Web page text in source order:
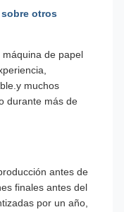
sobre otros
de papel
muchos
durante más de
antes de
finales antes del
por un año,